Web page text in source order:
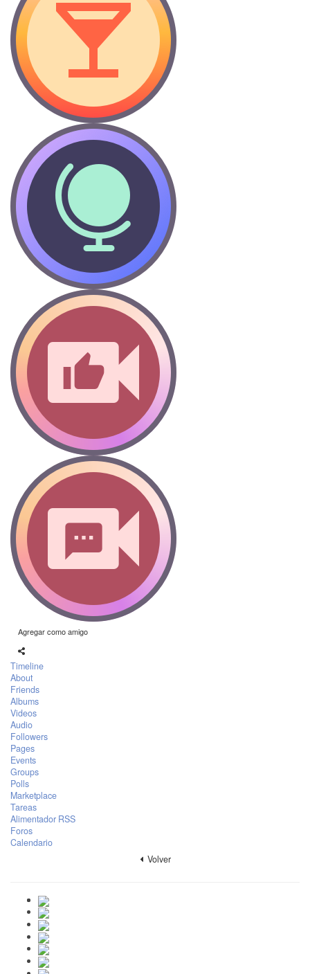
Agregar como amigo
Timeline
About
Friends
Albums
Videos
Audio
Followers
Pages
Events
Groups
Polls
Marketplace
Tareas
Alimentador RSS
Foros
Calendario
Volver